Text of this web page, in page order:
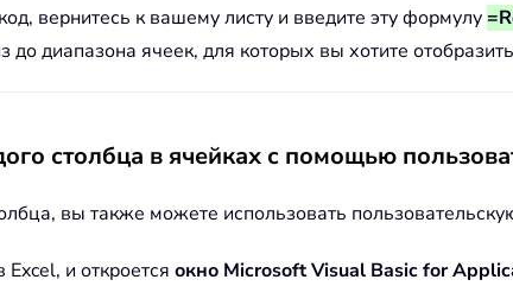
вернитесь к вашему листу и введите эту формулу
диапазона ячеек, для которых вы хотите
столбца в ячейках с помощью
вы также можете использовать
Excel, и откроется окно Microsoft Visual Basic for